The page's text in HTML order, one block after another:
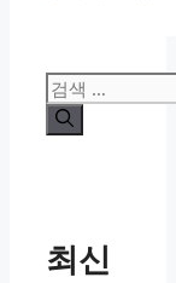
검
색:
최신